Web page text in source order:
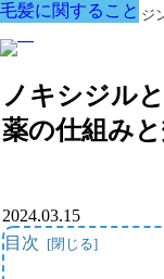
美容外科・アンチエイジ
ノキシジル
薬の仕組み
毛髪に関すること
2024.03.15
目次
毛髪に関すること
毛髪に関すること
毛髪に関すること
毛髪に関すること
毛髪に関すること
毛髪に関すること